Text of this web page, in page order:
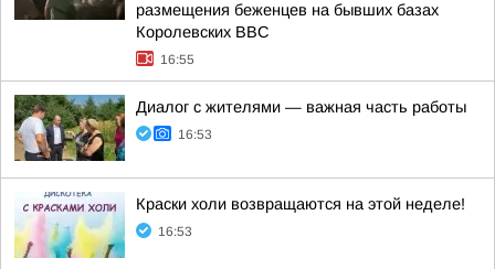
размещения беженцев на бывших базах
Королевских ВВС
16:55
Диалог с жителями — важная часть работы
16:53
Краски холи возвращаются на этой неделе!
16:53